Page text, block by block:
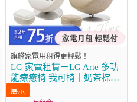
旗艦家電用租得更輕鬆！
LG 家電租賃－LG Arte 多功
能療癒椅 我可椅｜奶茶棕
MH21RRY / 奶油白
MH21BBY